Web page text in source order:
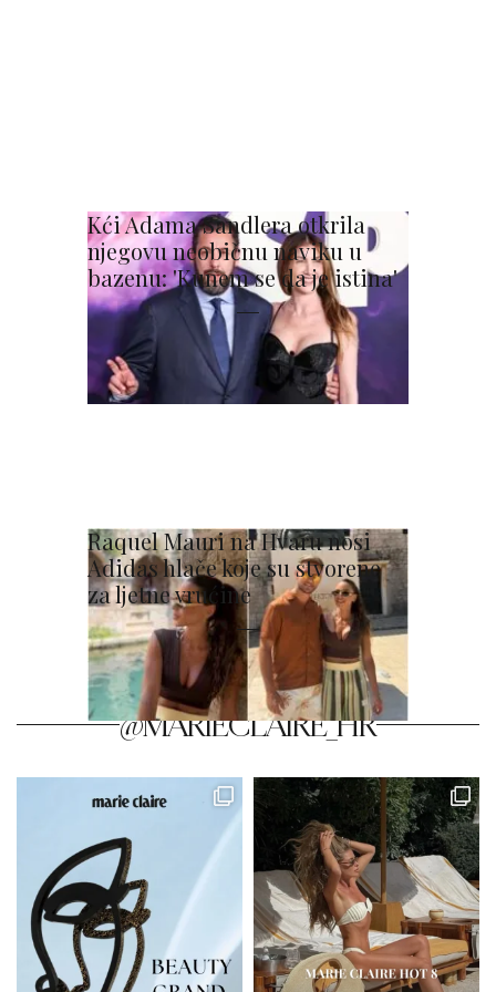
Kći Adama Sandlera otkrila
njegovu neobičnu naviku u
bazenu: 'Kunem se da je istina'
Raquel Mauri na Hvaru nosi
Adidas hlače koje su stvorene
za ljetne vrućine
@MARIECLAIRE_HR